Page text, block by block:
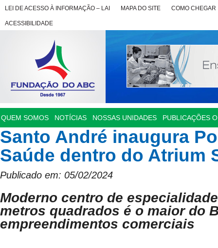
LEI DE ACESSO À INFORMAÇÃO – LAI MAPA DO SITE COMO CHEGAR
ACESSIBILIDADE
QUEM SOMOS NOTÍCIAS NOSSAS UNIDADES PUBLICAÇÕES
Santo André inaugura
Saúde dentro do Atrium
Publicado em: 05/02/2024
Moderno centro de
metros quadrados é o maior do
empreendimentos comerciais